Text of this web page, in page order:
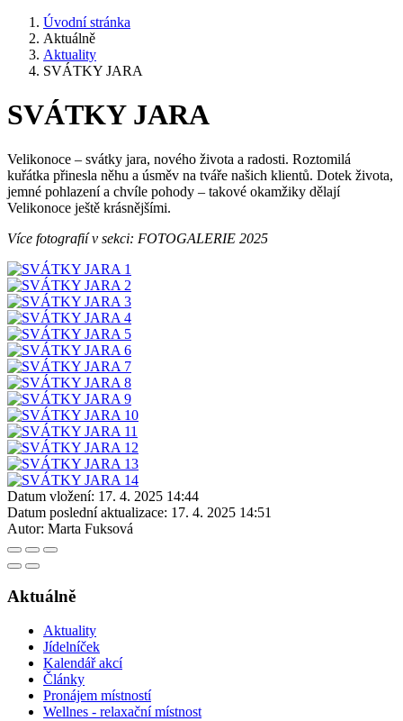
Úvodní stránka
Aktuálně
Aktuality
SVÁTKY JARA
SVÁTKY JARA
Velikonoce – svátky jara, nového života a radosti. Roztomilá
kuřátka přinesla něhu a úsměv na tváře našich klientů. Dotek života,
jemné pohlazení a chvíle pohody – takové okamžiky dělají
Velikonoce ještě krásnějšími.
Více fotografií v sekci: FOTOGALERIE 2025
Datum vložení: 17. 4. 2025 14:44
Datum poslední aktualizace: 17. 4. 2025 14:51
Autor: Marta Fuksová
Aktuálně
Aktuality
Jídelníček
Kalendář akcí
Články
Pronájem místností
Wellnes - relaxační místnost